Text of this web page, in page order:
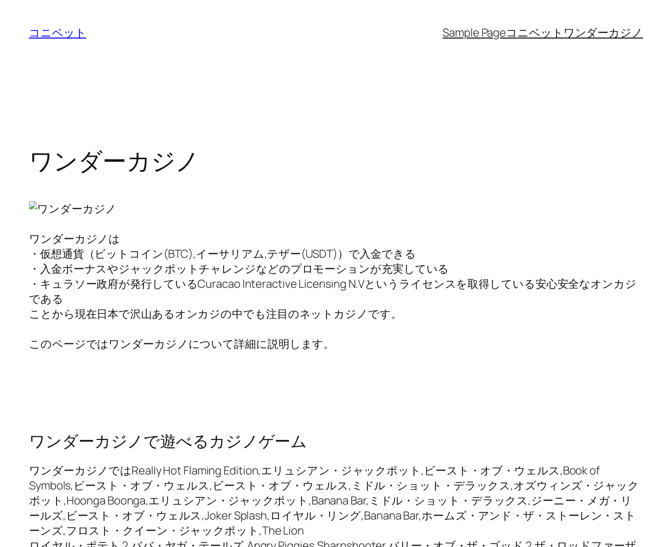
コニベット Sample Pageコニベット ワンダーカジノ
ワンダーカジノ
ワンダーカジノは
・仮想通貨（ビットコイン(BTC),イーサリアム,テザー(USDT)）で入金できる
・入金ボーナスやジャックポットチャレンジなどのプロモーションが充実している
・キュラソー政府が発行しているCuracao Interactive Licensing N.Vというライセンスを取得している安心安全なオンカジ
である
ことから現在日本で沢山あるオンカジの中でも注目のネットカジノです。
このページではワンダーカジノについて詳細に説明します。
ワンダーカジノで遊べるカジノゲーム
ワンダーカジノではReally Hot Flaming Edition,エリュシアン・ジャックポット,ビースト・オブ・ウェルス,Book of
Symbols,ビースト・オブ・ウェルス,ビースト・オブ・ウェルス,ミドル・ショット・デラックス,オズウィンズ・ジャック
ポット,Hoonga Boonga,エリュシアン・ジャックポット,Banana Bar,ミドル・ショット・デラックス,ジーニー・メガ・リ
ールズ,ビースト・オブ・ウェルス,Joker Splash,ロイヤル・リング,Banana Bar,ホームズ・アンド・ザ・ストーレン・スト
ーンズ,フロスト・クイーン・ジャックポット,The Lion